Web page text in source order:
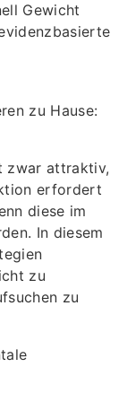
Gewicht
zu Hause:
zwar attraktiv,
erfordert
diese im
In diesem
zu
zu